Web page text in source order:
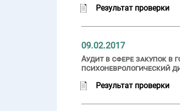
Результат проверки
09.02.2017
Аудит в сфере закупок в
психоневрологический
Результат проверки